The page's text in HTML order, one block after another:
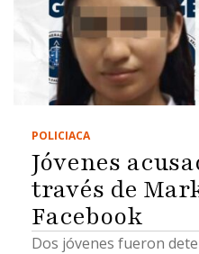
POLICIACA
Jóvenes
través de
Facebook
Dos jóvenes fueron